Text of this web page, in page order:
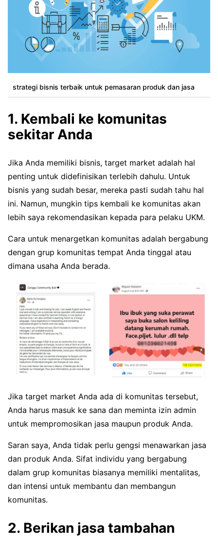
strategi bisnis terbaik untuk pemasaran produk dan jasa
1. Kembali ke komunitas
sekitar Anda
Jika Anda memiliki bisnis, target market adalah hal
penting untuk didefinisikan terlebih dahulu. Untuk
bisnis yang sudah besar, mereka pasti sudah tahu hal
ini. Namun, mungkin tips kembali ke komunitas akan
lebih saya rekomendasikan kepada para pelaku UKM.
Cara untuk menargetkan komunitas adalah bergabung
dengan grup komunitas tempat Anda tinggal atau
dimana usaha Anda berada.
Jika target market Anda ada di komunitas tersebut,
Anda harus masuk ke sana dan meminta izin admin
untuk mempromosikan jasa maupun produk Anda.
Saran saya, Anda tidak perlu gengsi menawarkan jasa
dan produk Anda. Sifat individu yang bergabung
dalam grup komunitas biasanya memiliki mentalitas,
dan intensi untuk membantu dan membangun
komunitas.
2. Berikan jasa tambahan